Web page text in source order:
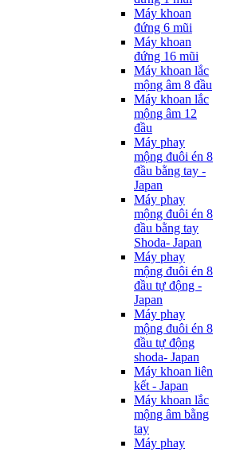
Máy khoan
đứng 6 mũi
Máy khoan
đứng 16 mũi
Máy khoan lắc
mộng âm 8 đầu
Máy khoan lắc
mộng âm 12
đầu
Máy phay
mộng đuôi én 8
đầu bằng tay -
Japan
Máy phay
mộng đuôi én 8
đầu bằng tay
Shoda- Japan
Máy phay
mộng đuôi én 8
đầu tự động -
Japan
Máy phay
mộng đuôi én 8
đầu tự động
shoda- Japan
Máy khoan liên
kết - Japan
Máy khoan lắc
mộng âm bằng
tay
Máy phay